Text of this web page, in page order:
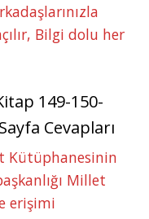
Bilgi dolu her
149-150-
Cevapları
Kütüphanesinin
Millet
erişimi